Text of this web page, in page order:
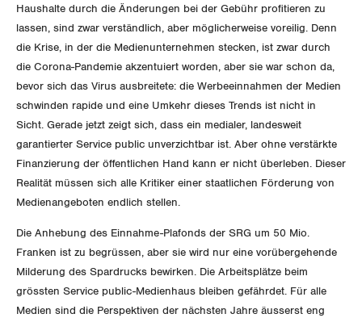
Queer-Kommission
Rentner:innen-Kommission
Freiburg
Genf
Glarus
Graubünden
Jura
Bücher/Broschüren
Haushalte durch die Änderungen bei der Gebühr profitieren zu
lassen, sind zwar verständlich, aber möglicherweise voreilig. Denn
die Krise, in der die Medienunternehmen stecken, ist zwar durch
die Corona-Pandemie akzentuiert worden, aber sie war schon da,
bevor sich das Virus ausbreitete: die Werbeeinnahmen der Medien
schwinden rapide und eine Umkehr dieses Trends ist nicht in
Sicht. Gerade jetzt zeigt sich, dass ein medialer, landesweit
garantierter Service public unverzichtbar ist. Aber ohne verstärkte
Finanzierung der öffentlichen Hand kann er nicht überleben. Dieser
Realität müssen sich alle Kritiker einer staatlichen Förderung von
Medienangeboten endlich stellen.
Die Anhebung des Einnahme-Plafonds der SRG um 50 Mio.
Franken ist zu begrüssen, aber sie wird nur eine vorübergehende
Milderung des Spardrucks bewirken. Die Arbeitsplätze beim
grössten Service public-Medienhaus bleiben gefährdet. Für alle
Medien sind die Perspektiven der nächsten Jahre äusserst eng